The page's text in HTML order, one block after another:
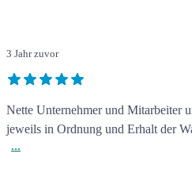
3 Jahr zuvor
Nette Unternehmer und Mitarbeiter
jeweils in Ordnung und Erhalt der
...